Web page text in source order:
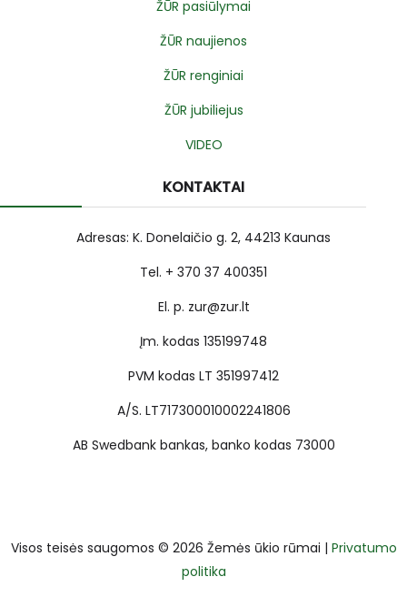
ŽŪR pasiūlymai
ŽŪR naujienos
ŽŪR renginiai
ŽŪR jubiliejus
VIDEO
KONTAKTAI
Adresas: K. Donelaičio g. 2, 44213 Kaunas
Tel. + 370 37 400351
El. p. zur@zur.lt
Įm. kodas 135199748
PVM kodas LT 351997412
A/S. LT717300010002241806
AB Swedbank bankas, banko kodas 73000
Visos teisės saugomos © 2026 Žemės ūkio rūmai | Privatumo
politika